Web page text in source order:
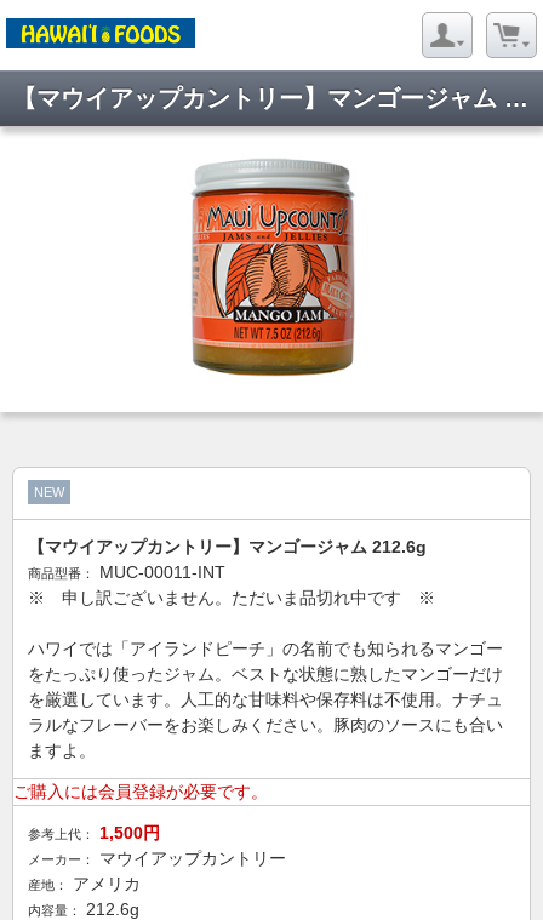
【マウイアップカントリー】マンゴージャム 212.6g
NEW
【マウイアップカントリー】マンゴージャム 212.6g
商品型番：
MUC-00011-INT
※ 申し訳ございません。ただいま品切れ中です ※
ハワイでは「アイランドピーチ」の名前でも知られるマンゴー
をたっぷり使ったジャム。ベストな状態に熟したマンゴーだけ
を厳選しています。人工的な甘味料や保存料は不使用。ナチュ
ラルなフレーバーをお楽しみください。豚肉のソースにも合い
ますよ。
ご購入には会員登録が必要です。
参考上代： 1,500円
メーカー： マウイアップカントリー
産地： アメリカ
内容量： 212.6g